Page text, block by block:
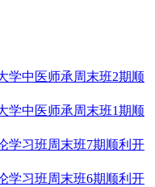
学中医师承周末班2期顺
学中医师承周末班1期顺
学习班周末班7期顺利开
学习班周末班6期顺利开